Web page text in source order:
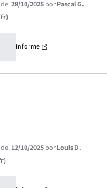
28/10/2025porPascal G.
Informe
12/10/2025porLouis D.